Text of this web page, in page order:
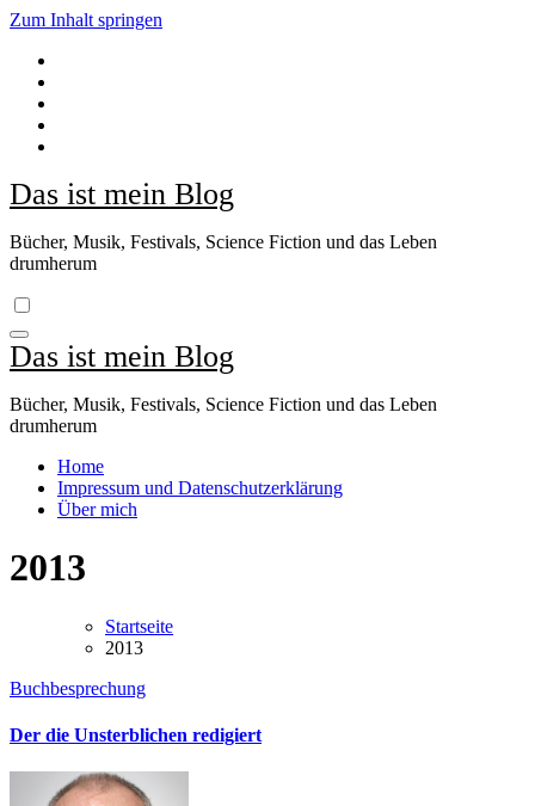
Zum Inhalt springen
Das ist mein Blog
Bücher, Musik, Festivals, Science Fiction und das Leben
drumherum
Das ist mein Blog
Bücher, Musik, Festivals, Science Fiction und das Leben
drumherum
Home
Impressum und Datenschutzerklärung
Über mich
2013
Startseite
2013
Buchbesprechung
Der die Unsterblichen redigiert